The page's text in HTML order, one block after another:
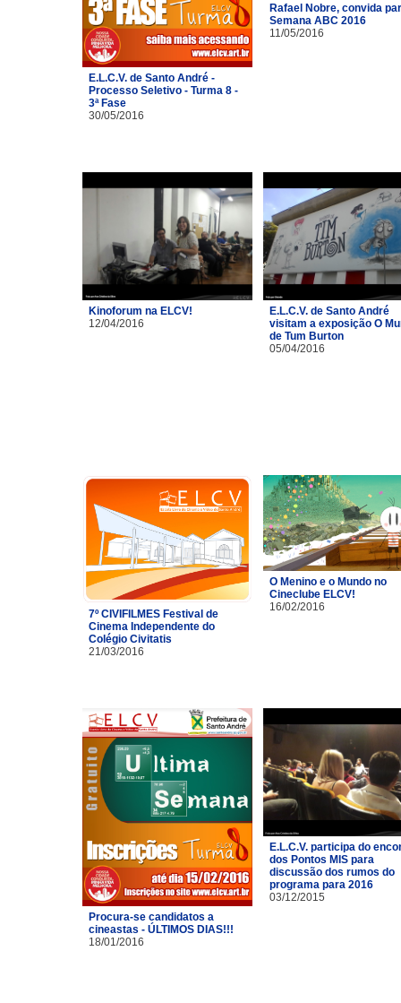
E.L.C.V. de Santo André -
Processo Seletivo - Turma 8 -
3ª Fase
30/05/2016
Rafael Nobre, convida
Semana ABC 2016
11/05/2016
Kinoforum na ELCV!
12/04/2016
E.L.C.V. de Santo André
visitam a exposição O
de Tum Burton
05/04/2016
7º CIVIFILMES Festival de
Cinema Independente do
Colégio Civitatis
21/03/2016
O Menino e o Mundo no
Cineclube ELCV!
16/02/2016
Procura-se candidatos a
cineastas - ÚLTIMOS DIAS!!!
18/01/2016
E.L.C.V. participa do
dos Pontos MIS para
discussão dos rumos do
programa para 2016
03/12/2015